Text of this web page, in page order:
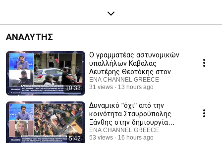
ΑΝΑΛΥΤΗΣ
10:33
Ο γραμματέας αστυνομικών
υπαλλήλων Καβάλας
Λευτέρης Θεοτόκης στον
Αναλυτή
ENA CHANNEL GREECE
31 views
13 hours ago
5:42
Δυναμικό "όχι" από την
κοινότητα Σταυρούπολης
Ξάνθης στην δημιουργία
ΠΡΟΚΕΚΑ
ENA CHANNEL GREECE
53 views
16 hours ago